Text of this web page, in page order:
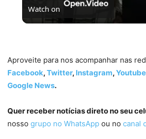
Watch on
Aproveite para nos acompanhar nas
Facebook,Twitter, Instagram,Youtube
Google News.
Quer receber notícias direto no seu
nosso grupo no WhatsApp ou no canal